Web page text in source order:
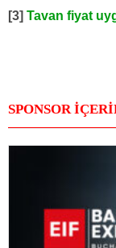
[3] Tavan fiyat
SPONSOR